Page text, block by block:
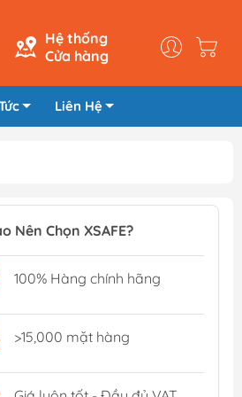
Hệ thống
Cửa hàng
Liên Hệ
Nên Chọn XSAFE?
100% Hàng chính hãng
>15,000 mặt hàng